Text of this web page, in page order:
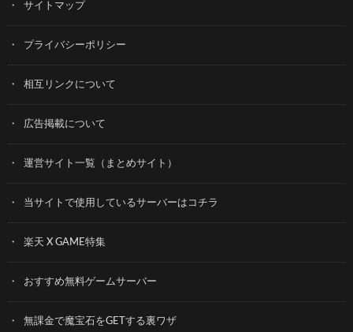
サイトマップ
プライバシーポリシー
相互リンクについて
広告掲載について
運営サイト一覧（まとめサイト）
当サイトで使用しているサーバーはコチラ
楽天 X GAME特集
おすすめ無料ゲームサーバー
無課金で魔宝石をGETする裏ワザ